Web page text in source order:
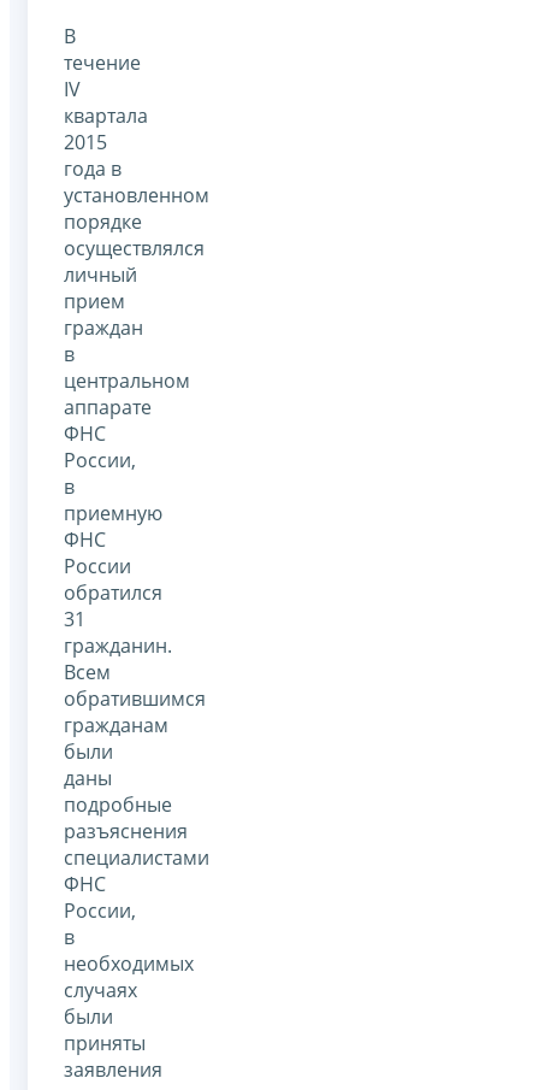
В
течение
IV
квартала
2015
года в
установленном
порядке
осуществлялся
личный
прием
граждан
в
центральном
аппарате
ФНС
России,
в
приемную
ФНС
России
обратился
31
гражданин.
Всем
обратившимся
гражданам
были
даны
подробные
разъяснения
специалистами
ФНС
России,
в
необходимых
случаях
были
приняты
заявления